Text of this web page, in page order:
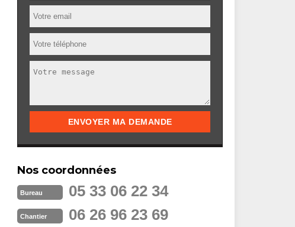
Nos coordonnées
Bureau 05 33 06 22 34
Chantier 06 26 96 23 69